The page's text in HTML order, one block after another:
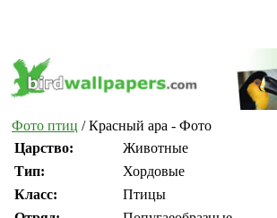
Фото птиц / Красный ара - Фото
Царство:
Животные
Тип:
Хордовые
Класс:
Птицы